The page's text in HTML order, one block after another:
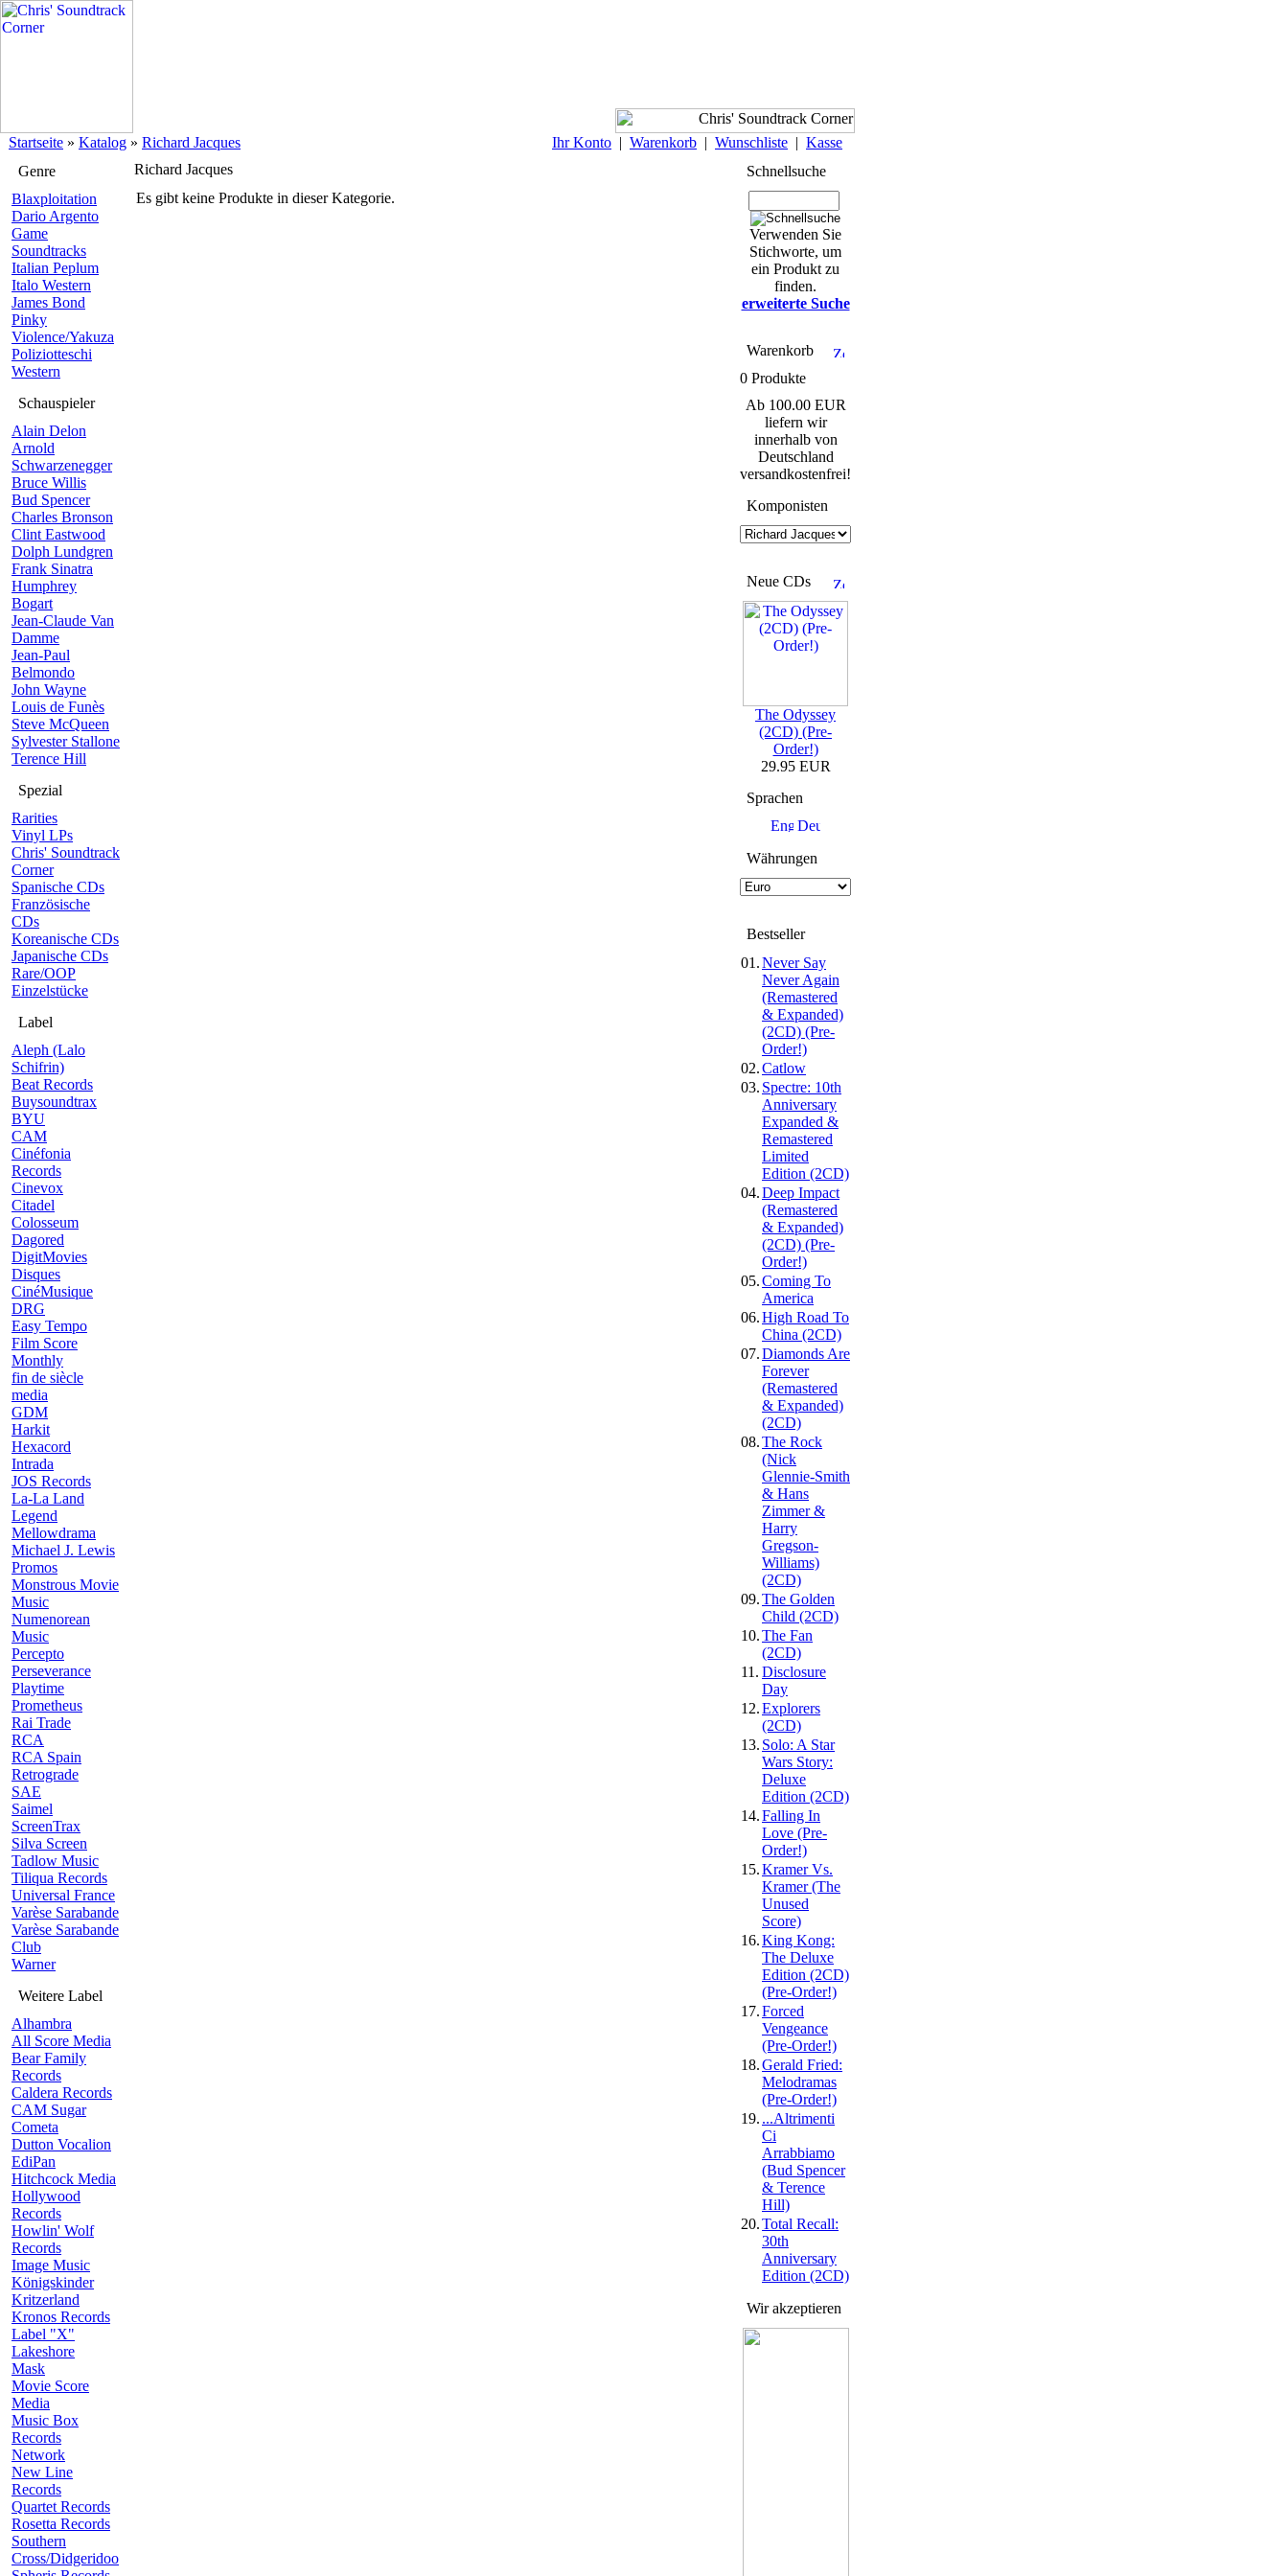
Startseite » Katalog » Richard Jacques Ihr Konto | Warenkorb | Wunschliste | Kasse
Genre
Blaxploitation
Dario Argento
Game
Soundtracks
Italian Peplum
Italo Western
James Bond
Pinky
Violence/Yakuza
Poliziotteschi
Western
Schauspieler
Alain Delon
Arnold
Schwarzenegger
Bruce Willis
Bud Spencer
Charles Bronson
Clint Eastwood
Dolph Lundgren
Frank Sinatra
Humphrey
Bogart
Jean-Claude Van
Damme
Jean-Paul
Belmondo
John Wayne
Louis de Funès
Steve McQueen
Sylvester Stallone
Terence Hill
Spezial
Rarities
Vinyl LPs
Chris' Soundtrack
Corner
Spanische CDs
Französische
CDs
Koreanische CDs
Japanische CDs
Rare/OOP
Einzelstücke
Label
Aleph (Lalo
Schifrin)
Beat Records
Buysoundtrax
BYU
CAM
Cinéfonia
Records
Cinevox
Citadel
Colosseum
Dagored
DigitMovies
Disques
CinéMusique
DRG
Easy Tempo
Film Score
Monthly
fin de siècle
media
GDM
Harkit
Hexacord
Intrada
JOS Records
La-La Land
Legend
Mellowdrama
Michael J. Lewis
Promos
Monstrous Movie
Music
Numenorean
Music
Percepto
Perseverance
Playtime
Prometheus
Rai Trade
RCA
RCA Spain
Retrograde
SAE
Saimel
ScreenTrax
Silva Screen
Tadlow Music
Tiliqua Records
Universal France
Varèse Sarabande
Varèse Sarabande
Club
Warner
Weitere Label
Alhambra
All Score Media
Bear Family
Records
Caldera Records
CAM Sugar
Cometa
Dutton Vocalion
EdiPan
Hitchcock Media
Hollywood
Records
Howlin' Wolf
Records
Image Music
Königskinder
Kritzerland
Kronos Records
Label "X"
Lakeshore
Mask
Movie Score
Media
Music Box
Records
Network
New Line
Records
Quartet Records
Rosetta Records
Southern
Cross/Didgeridoo
Richard Jacques
Es gibt keine Produkte in dieser Kategorie.
Schnellsuche
Verwenden Sie
Stichworte, um
ein Produkt zu
finden.
erweiterte Suche
Warenkorb
0 Produkte
Ab 100.00 EUR
liefern wir
innerhalb von
Deutschland
versandkostenfrei!
Komponisten
Neue CDs
The Odyssey
(2CD) (Pre-
Order!)
29.95 EUR
Sprachen
Währungen
Bestseller
01.Never Say
Never Again
(Remastered
& Expanded)
(2CD) (Pre-
Order!)
02.Catlow
03. Spectre: 10th
Anniversary
Expanded &
Remastered
Limited
Edition (2CD)
04.Deep Impact
(Remastered
& Expanded)
(2CD) (Pre-
Order!)
05.Coming To
America
06.High Road To
China (2CD)
07.Diamonds Are
Forever
(Remastered
& Expanded)
(2CD)
08.The Rock
(Nick
Glennie-Smith
& Hans
Zimmer &
Harry
Gregson-
Williams)
(2CD)
09.The Golden
Child (2CD)
10.The Fan
(2CD)
11. Disclosure
Day
12.Explorers
(2CD)
13. Solo: A Star
Wars Story:
Deluxe
Edition (2CD)
14.Falling In
Love (Pre-
Order!)
15.Kramer Vs.
Kramer (The
Unused
Score)
16.King Kong:
The Deluxe
Edition (2CD)
(Pre-Order!)
17.Forced
Vengeance
(Pre-Order!)
18.Gerald Fried:
Melodramas
(Pre-Order!)
19. ...Altrimenti
Ci
Arrabbiamo
(Bud Spencer
& Terence
Hill)
20.Total Recall:
30th
Anniversary
Edition (2CD)
Wir akzeptieren